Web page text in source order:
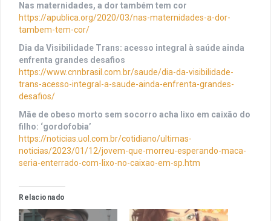
Nas maternidades, a dor também tem cor
https://apublica.org/2020/03/nas-maternidades-a-dor-
tambem-tem-cor/
Dia da Visibilidade Trans: acesso integral à saúde ainda
enfrenta grandes desafios
https://www.cnnbrasil.com.br/saude/dia-da-visibilidade-
trans-acesso-integral-a-saude-ainda-enfrenta-grandes-
desafios/
Mãe de obeso morto sem socorro acha lixo em caixão do
filho: ‘gordofobia’
https://noticias.uol.com.br/cotidiano/ultimas-
noticias/2023/01/12/jovem-que-morreu-esperando-maca-
seria-enterrado-com-lixo-no-caixao-em-sp.htm
Relacionado